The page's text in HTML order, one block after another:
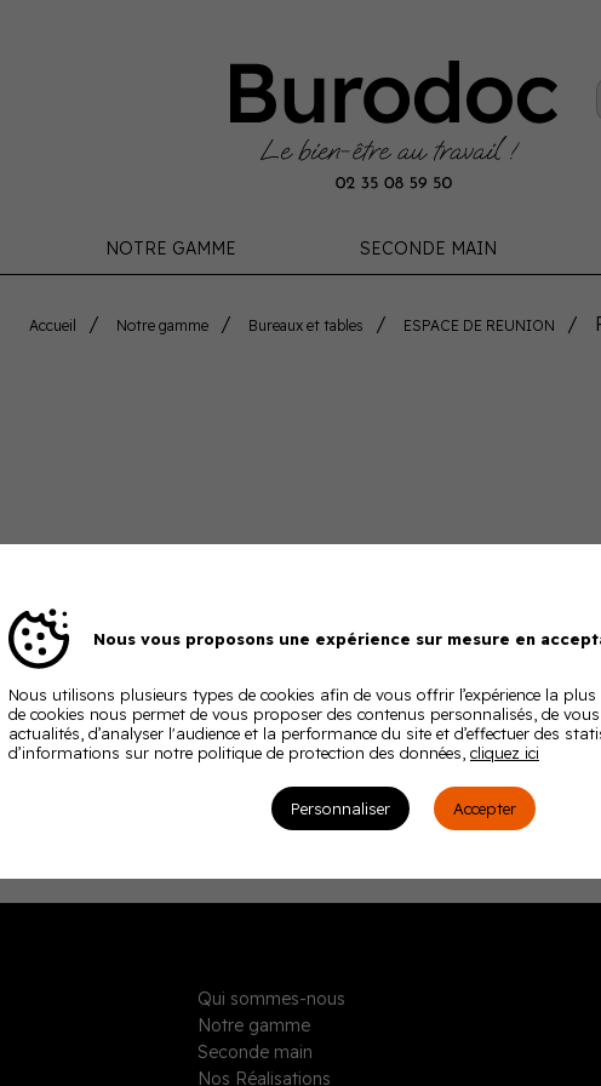
NOTRE GAMME SECONDE MAIN
Accueil Notre gamme Bureaux et tables ESPACE DE REUNION
Qui sommes-nous
Notre gamme
Seconde main
Nos Réalisations
Nous vous proposons une expérience sur mesure en
Nous utilisons plusieurs types de cookies afin de vous offrir l’expérience la
de cookies nous permet de vous proposer des contenus personnalisés, de
actualités, d’analyser l'audience et la performance du site et d’effectuer des
d’informations sur notre politique de protection des données, cliquez ici
Personnaliser Accepter